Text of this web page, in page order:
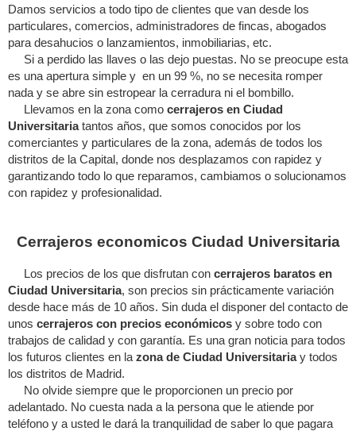
Damos servicios a todo tipo de clientes que van desde los
particulares, comercios, administradores de fincas, abogados
para desahucios o lanzamientos, inmobiliarias, etc.
Si a perdido las llaves o las dejo puestas. No se preocupe esta
es una apertura simple y en un 99 %, no se necesita romper
nada y se abre sin estropear la cerradura ni el bombillo.
Llevamos en la zona como cerrajeros en Ciudad
Universitariatantos años, que somos conocidos por los
comerciantes y particulares de la zona, además de todos los
distritos de la Capital, donde nos desplazamos con rapidez y
garantizando todo lo que reparamos, cambiamos o solucionamos
con rapidez y profesionalidad.
Cerrajeros economicos Ciudad Universitaria
Los precios de los que disfrutan con cerrajeros baratos en
Ciudad Universitaria, son precios sin prácticamente variación
desde hace más de 10 años. Sin duda el disponer del contacto de
unos cerrajeros con precios económicos y sobre todo con
trabajos de calidad y con garantía. Es una gran noticia para todos
los futuros clientes en la zona de Ciudad Universitariay todos
los distritos de Madrid.
No olvide siempre que le proporcionen un precio por
adelantado. No cuesta nada a la persona que le atiende por
teléfono y a usted le dará la tranquilidad de saber lo que pagara